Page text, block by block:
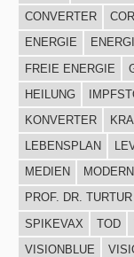
CONVERTER
ENERGIE
FREIE ENERGIE
HEILUNG
KONVERTER
LEBENSPLAN
MEDIEN
PROF. DR. TURTUR
SPIKEVAX
TOD
VISIONBLUE